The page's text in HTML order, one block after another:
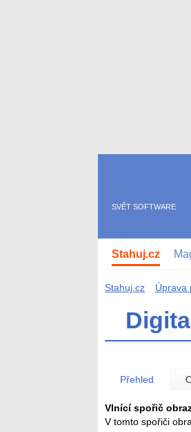
SVĚT SOFTWARE
Stahuj.cz
Stahuj.cz Úprava
Přehled
Vlnící spořič
V tomto spořiči